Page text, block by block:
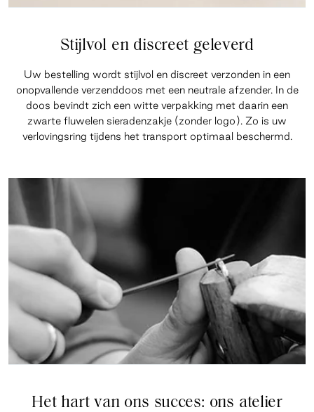
Stijlvol en discreet geleverd
Uw bestelling wordt stijlvol en discreet verzonden in een
onopvallende verzenddoos met een neutrale afzender. In de
doos bevindt zich een witte verpakking met daarin een
zwarte fluwelen sieradenzakje (zonder logo). Zo is uw
verlovingsring tijdens het transport optimaal beschermd.
Het hart van ons succes: ons atelier